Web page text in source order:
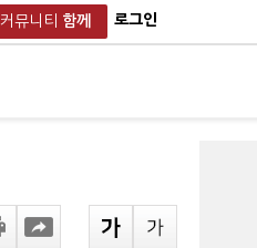
커뮤니티 함께 로그인